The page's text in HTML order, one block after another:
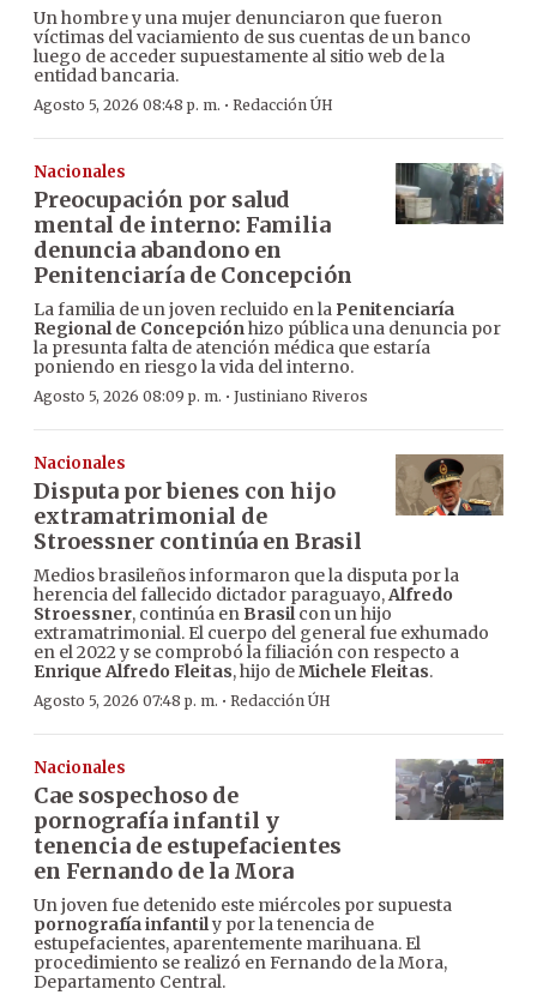
Un hombre y una mujer denunciaron que fueron
víctimas del vaciamiento de sus cuentas de un banco
luego de acceder supuestamente al sitio web de la
entidad bancaria.
Agosto 5, 2026 08:48 p. m. · Redacción ÚH
Nacionales
Preocupación por salud
mental de interno: Familia
denuncia abandono en
Penitenciaría de Concepción
La familia de un joven recluido en la Penitenciaría
Regional de Concepciónhizo pública una denuncia por
la presunta falta de atención médica que estaría
poniendo en riesgo la vida del interno.
Agosto 5, 2026 08:09 p. m. · Justiniano Riveros
Nacionales
Disputa por bienes con hijo
extramatrimonial de
Stroessner continúa en Brasil
Medios brasileños informaron que la disputa por la
herencia del fallecido dictador paraguayo,Alfredo
Stroessner, continúa en Brasilcon un hijo
extramatrimonial. El cuerpo del general fue exhumado
en el 2022 y se comprobó la filiación con respecto a
Enrique Alfredo Fleitas, hijo deMichele Fleitas.
Agosto 5, 2026 07:48 p. m. · Redacción ÚH
Nacionales
Cae sospechoso de
pornografía infantil y
tenencia de estupefacientes
en Fernando de la Mora
Un joven fue detenido este miércoles por supuesta
pornografía infantily por la tenencia de
estupefacientes, aparentemente marihuana. El
procedimiento se realizó en Fernando de la Mora,
Departamento Central.